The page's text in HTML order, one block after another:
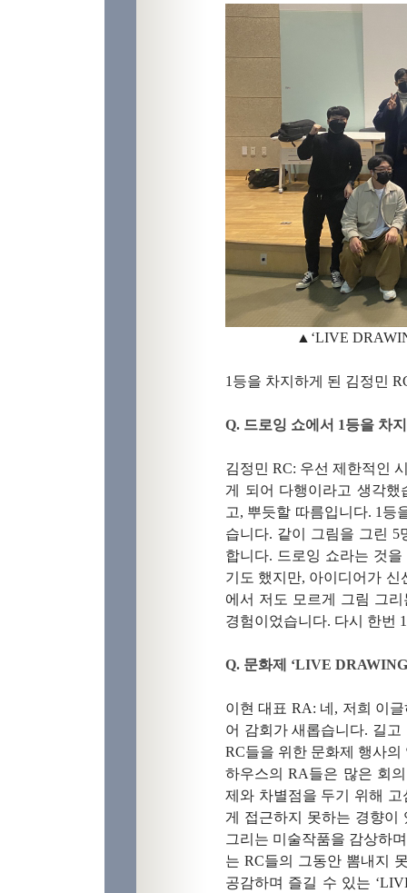
▲ ‘LIVE
1 등을 차지하게 된 김정민
Q. 드로잉 쇼에서 1등을 차
김정민 RC: 우선 제한적인
게 되어 다행이라고 생각했
고, 뿌듯할 따름입니다. 1 등
습니다. 같이 그림을 그린 5
합니다. 드로잉 쇼라는 것
기도 했지만, 아이디어가 신
에서 저도 모르게 그림 그
경험이었습니다. 다시 한번 1
Q. 문화제 ‘LIVE
이현 대표 RA: 네 , 저희 이
어 감회가 새롭습니다. 길고
RC들을 위한 문화제 행사
하우스의RA들은 많은 회
제와 차별점을 두기 위해 고
게 접근하지 못하는 경향
그리는 미술작품을 감상하
는 RC들의 그동안 뽐내지
공감하며 즐길 수 있는